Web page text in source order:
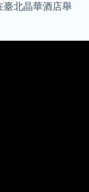
臺北晶華酒店舉